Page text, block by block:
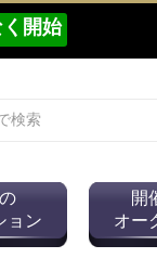
く開始
ョン
開
オー